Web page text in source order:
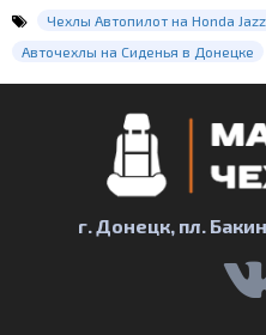
Чехлы Автопилот на Honda
Авточехлы на Сиденья в Донецке
г. Донецк, пл.